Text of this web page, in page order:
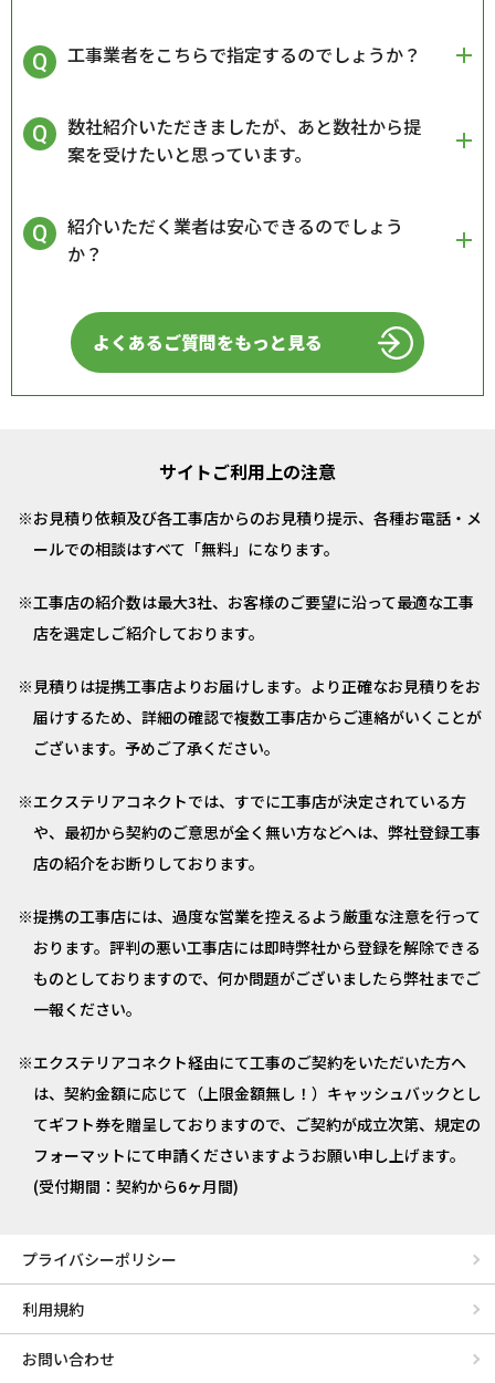
工事業者をこちらで指定するのでしょうか？
数社紹介いただきましたが、あと数社から提
案を受けたいと思っています。
紹介いただく業者は安心できるのでしょう
か？
よくあるご質問をもっと見る
サイトご利用上の注意
お見積り依頼及び各工事店からのお見積り提示、各種お電話・メ
ールでの相談はすべて「無料」になります。
工事店の紹介数は最大3社、お客様のご要望に沿って最適な工事
店を選定しご紹介しております。
見積りは提携工事店よりお届けします。より正確なお見積りをお
届けするため、詳細の確認で複数工事店からご連絡がいくことが
ございます。予めご了承ください。
エクステリアコネクトでは、すでに工事店が決定されている方
や、最初から契約のご意思が全く無い方などへは、弊社登録工事
店の紹介をお断りしております。
提携の工事店には、過度な営業を控えるよう厳重な注意を行って
おります。評判の悪い工事店には即時弊社から登録を解除できる
ものとしておりますので、何か問題がございましたら弊社までご
一報ください。
エクステリアコネクト経由にて工事のご契約をいただいた方へ
は、契約金額に応じて（上限金額無し！）キャッシュバックとし
てギフト券を贈呈しておりますので、ご契約が成立次第、規定の
フォーマットにて申請くださいますようお願い申し上げます。
(受付期間：契約から6ヶ月間)
プライバシーポリシー
利用規約
お問い合わせ